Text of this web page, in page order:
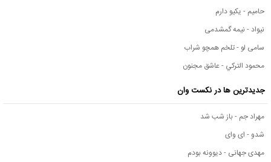
حامیم - یکیو دارم
نیواد - نیمه گمشدمی
سامی لو - تلخم همچو شراب
محمود التركي - عاشق مجنون
جدیدترین ها در نکست وان
مهراد جم - باز شب شد
شدو - ای وای
مهدی جهانی - دیوونه بودم